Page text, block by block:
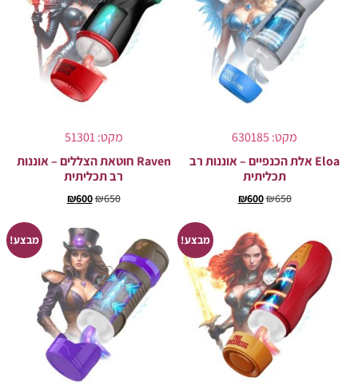
מקט: 630185
Eloa אלת הכנפיים – אוננות רב
תכליתית
₪650
₪600
מקט: 51301
Raven חוטאת הצללים – אוננות
רב תכליתית
₪650
₪600
מבצע! מבצע!